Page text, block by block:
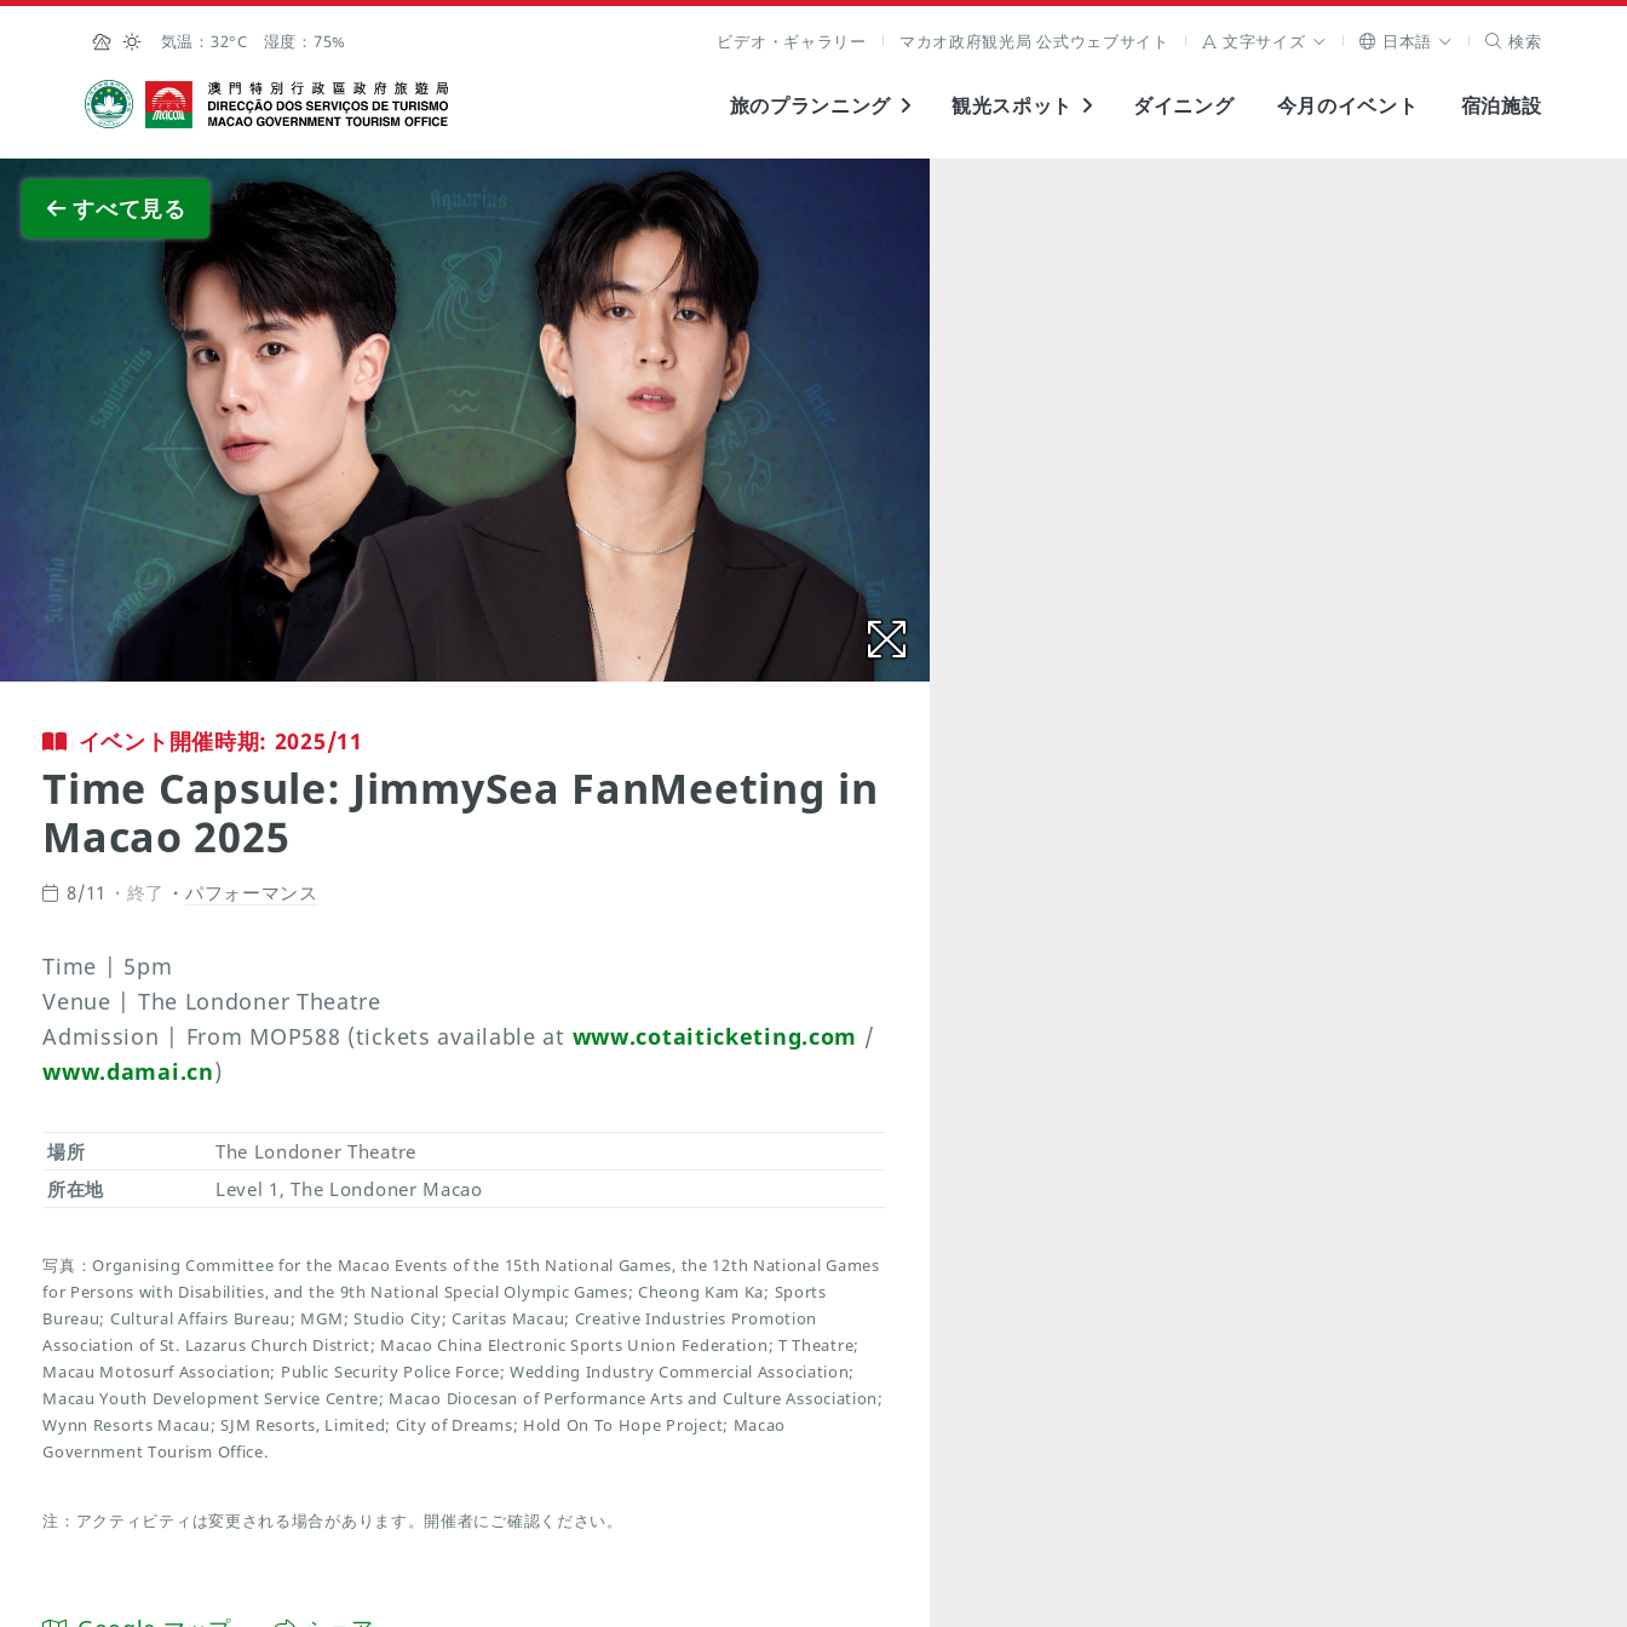
Skip to Main Content
気温： 32°C 湿度： 75% ビデオ・ギャラリー マカオ政府観光局 公式ウェブサイト 文字サイズ 日本語 検索
マカオ政府観光局
旅のプランニング 観光スポット ダイニング 今月のイベント 宿泊施設
すべて見る
イベント開催時期: 2025/11
Time Capsule: JimmySea FanMeeting in
Macao 2025
8/11 終了 パフォーマンス
Time | 5pm
Venue | The Londoner Theatre
Admission | From MOP588 (tickets available at www.cotaiticketing.com /
www.damai.cn)
場所
The Londoner Theatre
所在地
Level 1, The Londoner Macao
写真：Organising Committee for the Macao Events of the 15th National Games, the 12th National Games
for Persons with Disabilities, and the 9th National Special Olympic Games; Cheong Kam Ka; Sports
Bureau; Cultural Affairs Bureau; MGM; Studio City; Caritas Macau; Creative Industries Promotion
Association of St. Lazarus Church District; Macao China Electronic Sports Union Federation; T Theatre;
Macau Motosurf Association; Public Security Police Force; Wedding Industry Commercial Association;
Macau Youth Development Service Centre; Macao Diocesan of Performance Arts and Culture Association;
Wynn Resorts Macau; SJM Resorts, Limited; City of Dreams; Hold On To Hope Project; Macao
Government Tourism Office.
注：アクティビティは変更される場合があります。開催者にご確認ください。